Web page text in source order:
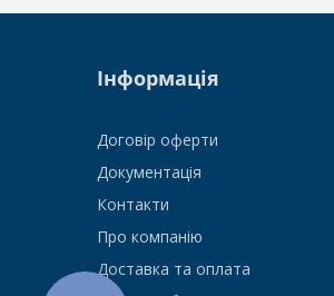
Інформація
Договір оферти
Документація
Контакти
Про компанію
Доставка та оплата